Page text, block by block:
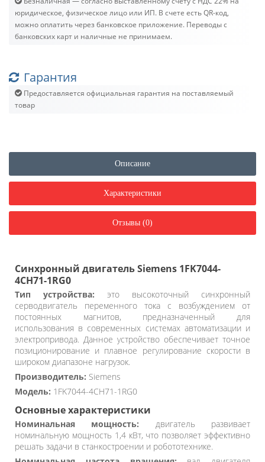
юридическое, физическое лицо или ИП. В счете есть QR-код,
можно оплатить через банковское приложение. Переводы с
банковских карт и наличные не принимаем.
Гарантия
Предоставляется официальная гарантия на поставляемый
товар
Описание
Характеристики
Отзывы (0)
Синхронный двигатель Siemens 1FK7044-
4CH71-1RG0
Тип устройства: это высокоточный синхронный
серводвигатель переменного тока с возбуждением от
постоянных магнитов, предназначенный для
использования в современных системах автоматизации и
электропривода. Данное устройство обеспечивает точное
позиционирование и плавное регулирование скорости в
широком диапазоне нагрузок.
Производитель: Siemens
Модель: 1FK7044-4CH71-1RG0
Основные характеристики
Номинальная мощность: двигатель развивает
номинальную мощность 1,4 кВт, что позволяет эффективно
решать задачи в станкостроении и робототехнике.